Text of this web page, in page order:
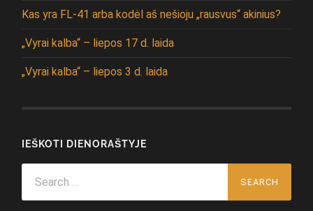
Kas yra FL-41 arba kodėl aš nešioju „rausvus“ akinius?
„Vyrai kalba“ – liepos 17 d. laida
„Vyrai kalba“ – liepos 3 d. laida
IEŠKOTI DIENORAŠTYJE
for: